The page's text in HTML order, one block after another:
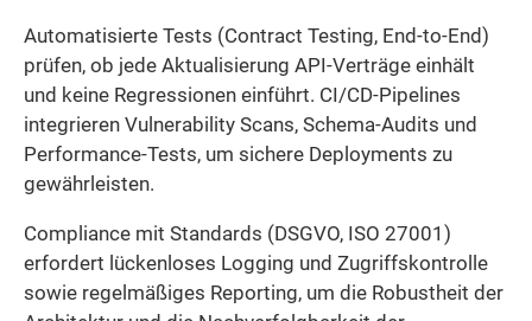
Automatisierte Tests (Contract Testing, End-to-End)
prüfen, ob jede Aktualisierung API-Verträge einhält
und keine Regressionen einführt. CI/CD-Pipelines
integrieren Vulnerability Scans, Schema-Audits und
Performance-Tests, um sichere Deployments zu
gewährleisten.
Compliance mit Standards (DSGVO, ISO 27001)
erfordert lückenloses Logging und Zugriffskontrolle
sowie regelmäßiges Reporting, um die Robustheit der